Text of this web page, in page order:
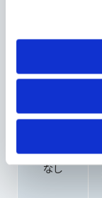
なし